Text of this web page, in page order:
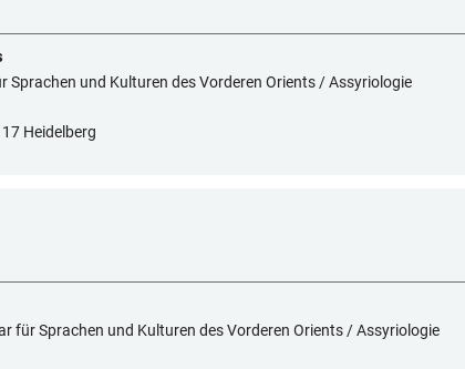
Sprachen und Kulturen des Vorderen Orients / Assyriologie
Heidelberg
für Sprachen und Kulturen des Vorderen Orients / Assyriologie